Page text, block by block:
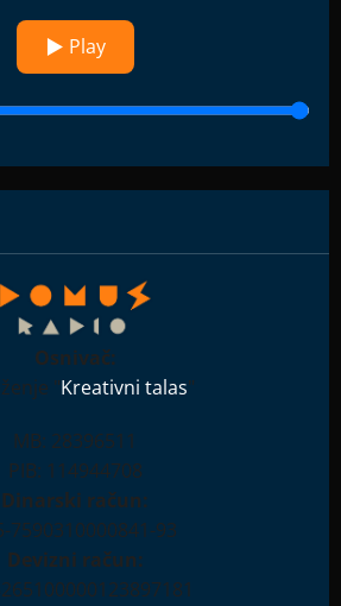
▶ Play
Osnivač:
"Kreativni talas"
MB: 28396511
PIB: 114944708
Dinarski račun:
7590310000841-93
Devizni račun: